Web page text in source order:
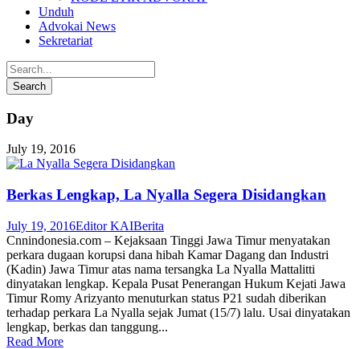
Unduh
Advokai News
Sekretariat
Day
July 19, 2016
Berkas Lengkap, La Nyalla Segera Disidangkan
July 19, 2016Editor KAIBerita
Cnnindonesia.com – Kejaksaan Tinggi Jawa Timur menyatakan
perkara dugaan korupsi dana hibah Kamar Dagang dan Industri
(Kadin) Jawa Timur atas nama tersangka La Nyalla Mattalitti
dinyatakan lengkap. Kepala Pusat Penerangan Hukum Kejati Jawa
Timur Romy Arizyanto menuturkan status P21 sudah diberikan
terhadap perkara La Nyalla sejak Jumat (15/7) lalu. Usai dinyatakan
lengkap, berkas dan tanggung...
Read More